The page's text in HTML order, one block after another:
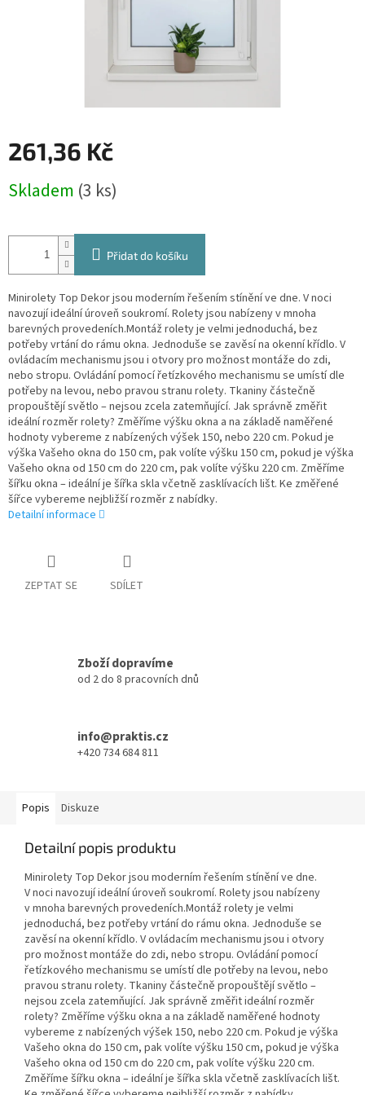
261,36 Kč
cena:
Skladem (3 ks)
Přidat do košíku
Minirolety Top Dekor jsou moderním řešením stínění ve dne. V noci
navozují ideální úroveň soukromí. Rolety jsou nabízeny v mnoha
barevných provedeních.Montáž rolety je velmi jednoduchá, bez
potřeby vrtání do rámu okna. Jednoduše se zavěsí na okenní křídlo. V
ovládacím mechanismu jsou i otvory pro možnost montáže do zdi,
nebo stropu. Ovládání pomocí řetízkového mechanismu se umístí dle
potřeby na levou, nebo pravou stranu rolety. Tkaniny částečně
propouštějí světlo – nejsou zcela zatemňující. Jak správně změřit
ideální rozměr rolety? Změříme výšku okna a na základě naměřené
hodnoty vybereme z nabízených výšek 150, nebo 220 cm. Pokud je
výška Vašeho okna do 150 cm, pak volíte výšku 150 cm, pokud je výška
Vašeho okna od 150 cm do 220 cm, pak volíte výšku 220 cm. Změříme
šířku okna – ideální je šířka skla včetně zasklívacích lišt. Ke změřené
šířce vybereme nejbližší rozměr z nabídky.
Detailní informace
ZEPTAT SE SDÍLET
Zboží dopravíme
od 2 do 8 pracovních dnů
info@praktis.cz
+420 734 684 811
Popis Diskuze
Detailní popis produktu
Minirolety Top Dekor jsou moderním řešením stínění ve dne.
V noci navozují ideální úroveň soukromí. Rolety jsou nabízeny
v mnoha barevných provedeních.Montáž rolety je velmi
jednoduchá, bez potřeby vrtání do rámu okna. Jednoduše se
zavěsí na okenní křídlo. V ovládacím mechanismu jsou i otvory
pro možnost montáže do zdi, nebo stropu. Ovládání pomocí
řetízkového mechanismu se umístí dle potřeby na levou, nebo
pravou stranu rolety. Tkaniny částečně propouštějí světlo –
nejsou zcela zatemňující. Jak správně změřit ideální rozměr
rolety? Změříme výšku okna a na základě naměřené hodnoty
vybereme z nabízených výšek 150, nebo 220 cm. Pokud je výška
Vašeho okna do 150 cm, pak volíte výšku 150 cm, pokud je výška
Vašeho okna od 150 cm do 220 cm, pak volíte výšku 220 cm.
Změříme šířku okna – ideální je šířka skla včetně zasklívacích lišt.